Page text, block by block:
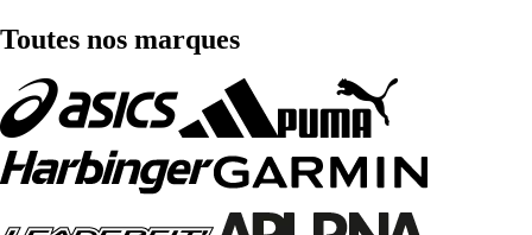
Toutes nos marques